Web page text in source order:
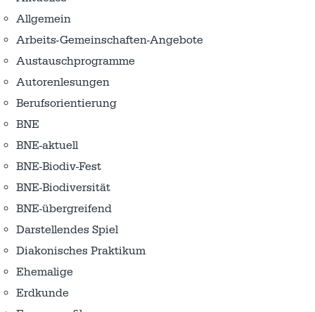
Allgemein
Arbeits-Gemeinschaften-Angebote
Austausch­programme
Autorenlesungen
Berufsorientierung
BNE
BNE-aktuell
BNE-Biodiv-Fest
BNE-Biodiversität
BNE-übergreifend
Darstellendes Spiel
Diakonisches Praktikum
Ehemalige
Erdkunde